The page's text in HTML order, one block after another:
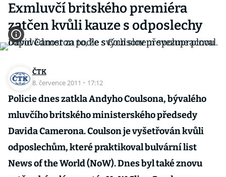
Exmluvčí britského premiéra
zatčen kvůli kauze s odposlechy
ČTK
8. července 2011 · 17:12
Policie dnes zatkla Andyho Coulsona, bývalého
mluvčího britského ministerského předsedy
Davida Camerona. Coulson je vyšetřován kvůli
odposlechům, které praktikoval bulvární list
News of the World (NoW). Dnes byl také znovu